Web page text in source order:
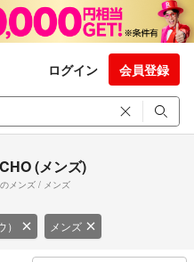
ログイン 会員登録
(メンズ)
メンズ / メンズ
メンズ